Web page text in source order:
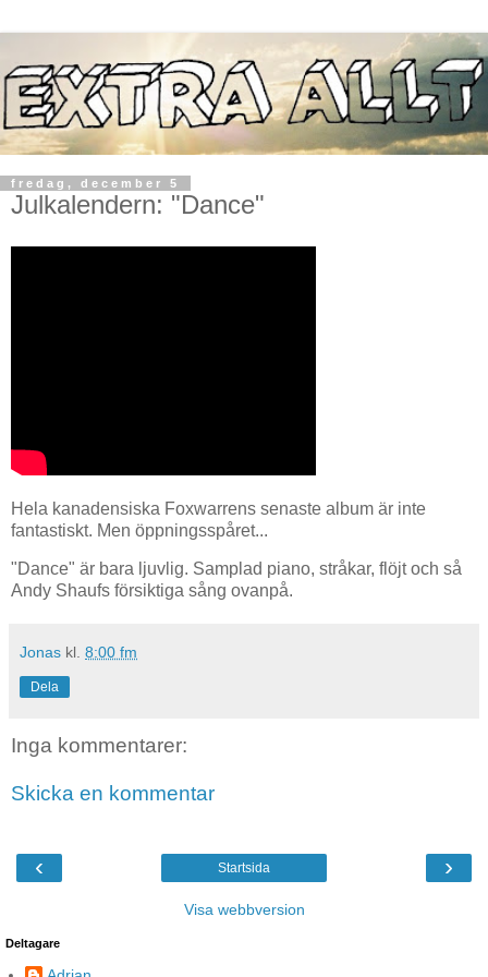
fredag, december 5
Julkalendern: "Dance"
Hela kanadensiska Foxwarrens senaste album är inte
fantastiskt. Men öppningsspåret...
"Dance" är bara ljuvlig. Samplad piano, stråkar, flöjt och så
Andy Shaufs försiktiga sång ovanpå.
Jonas kl. 8:00 fm
Dela
Inga kommentarer:
Skicka en kommentar
‹ ›
Startsida
Visa webbversion
Deltagare